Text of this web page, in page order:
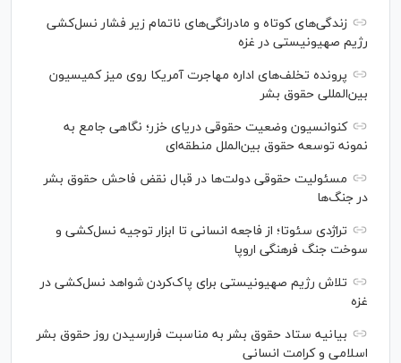
زندگی‌های کوتاه و مادرانگی‌های ناتمام زیر فشار نسل‌کشی
رژیم صهیونیستی در غزه
پرونده تخلف‌های اداره مهاجرت آمریکا روی میز کمیسیون
بین‌المللی حقوق بشر
کنوانسیون وضعیت حقوقی دریای خزر؛ نگاهی جامع به
نمونه توسعه حقوق بین‌الملل منطقه‌ای
مسئولیت حقوقی دولت‌ها در قبال نقض‌ فاحش حقوق بشر
در جنگ‌ها
تراژدی سئوتا؛ از فاجعه انسانی تا ابزار توجیه نسل‌کشی و
سوخت جنگ فرهنگی اروپا
تلاش رژیم صهیونیستی برای پاک‌کردن شواهد نسل‌کشی در
غزه
بیانیه ستاد حقوق بشر به مناسبت فرارسیدن روز حقوق بشر
اسلامی و کرامت انسانی